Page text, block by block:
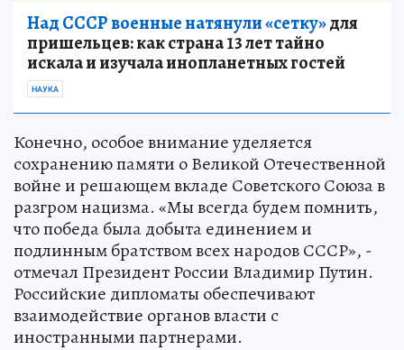
Над СССР военные натянули «сетку»для
пришельцев: как страна 13 лет тайно
искала и изучала инопланетных гостей
НАУКА
Конечно, особое внимание уделяется
сохранению памяти о Великой Отечественной
войне и решающем вкладе Советского Союза в
разгром нацизма. «Мы всегда будем помнить,
что победа была добыта единением и
подлинным братством всех народов СССР», -
отмечал Президент России Владимир Путин.
Российские дипломаты обеспечивают
взаимодействие органов власти с
иностранными партнерами.